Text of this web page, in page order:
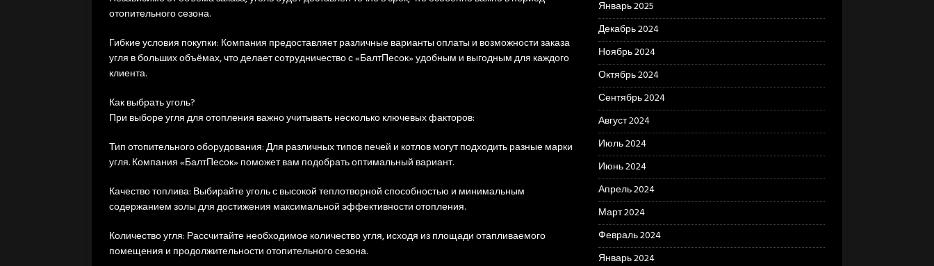
отопительного сезона.
Гибкие условия покупки: Компания предоставляет различные варианты оплаты и возможности заказа
угля в больших объёмах, что делает сотрудничество с «БалтПесок» удобным и выгодным для каждого
клиента.
Как выбрать уголь?
При выборе угля для отопления важно учитывать несколько ключевых факторов:
Тип отопительного оборудования: Для различных типов печей и котлов могут подходить разные марки
угля. Компания «БалтПесок» поможет вам подобрать оптимальный вариант.
Качество топлива: Выбирайте уголь с высокой теплотворной способностью и минимальным
содержанием золы для достижения максимальной эффективности отопления.
Количество угля: Рассчитайте необходимое количество угля, исходя из площади отапливаемого
помещения и продолжительности отопительного сезона.
Январь 2025
Декабрь 2024
Ноябрь 2024
Октябрь 2024
Сентябрь 2024
Август 2024
Июль 2024
Июнь 2024
Апрель 2024
Март 2024
Февраль 2024
Январь 2024